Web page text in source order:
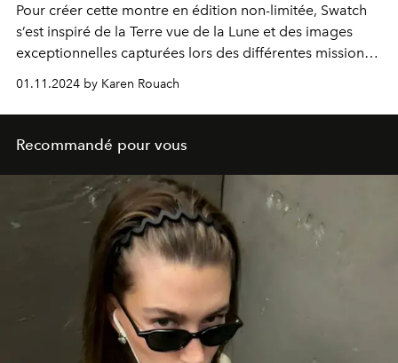
Pour créer cette montre en édition non-limitée, Swatch
s’est inspiré de la Terre vue de la Lune et des images
exceptionnelles capturées lors des différentes missions
01.11.2024 by Karen Rouach
Recommandé pour vous